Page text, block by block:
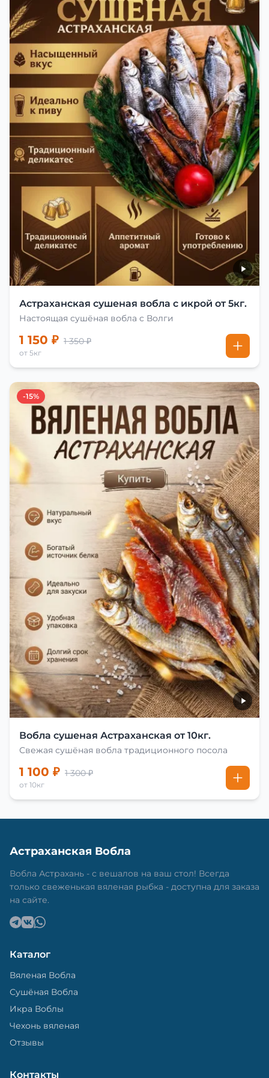
теряла влагу. Вяленая вобла — это не просто
вкусная еда, но и пример того, как можно сочетать
старые рецепты и современные технологии. Её
можно есть с напитками, и это будет очень вкусно.
Астраханская сушеная вобла с икрой от 5кг.
Настоящая сушёная вобла с Волги
1 150 ₽ 1 350 ₽
от 5кг
-15%
Вобла сушеная Астраханская от 10кг.
Свежая сушёная вобла традиционного посола
1 100 ₽ 1 300 ₽
от 10кг
Астраханская Вобла
Вобла Астрахань - с вешалов на ваш стол! Всегда
только свеженькая вяленая рыбка - доступна для заказа
на сайте.
Каталог
Вяленая Вобла
Сушёная Вобла
Икра Воблы
Чехонь вяленая
Отзывы
Контакты